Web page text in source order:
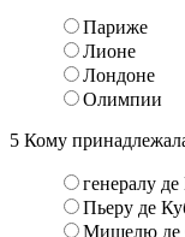
Париже
Лионе
Лондоне
Олимпии
5 Кому
генералу
Пьеру де
Мишелю де